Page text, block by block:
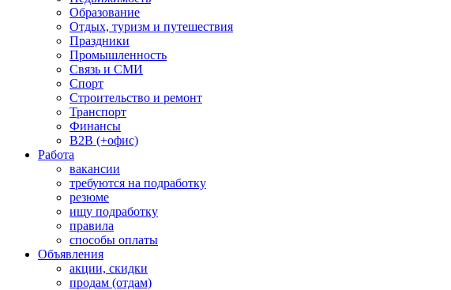
Образование
Отдых, туризм и путешествия
Праздники
Промышленность
Связь и СМИ
Спорт
Строительство и ремонт
Транспорт
Финансы
B2B (+офис)
Работа
вакансии
требуются на подработку
резюме
ищу подработку
правила
способы оплаты
Объявления
акции, скидки
продам (отдам)